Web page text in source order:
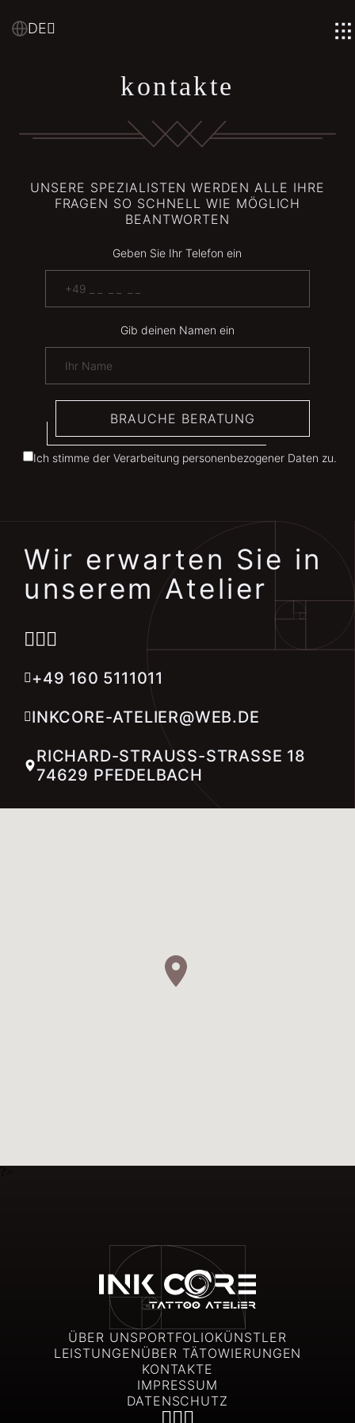
DE
kontakte
UNSERE SPEZIALISTEN WERDEN ALLE IHRE
FRAGEN SO SCHNELL WIE MÖGLICH
BEANTWORTEN
Geben Sie Ihr Telefon ein
Gib deinen Namen ein
BRAUCHE BERATUNG
Ich stimme der Verarbeitung personenbezogener Daten zu.
Wir erwarten Sie in
unserem Atelier
+49 160 5111011
INKCORE-ATELIER@WEB.DE
RICHARD-STRAUSS-STRASSE 18 74
629 PFEDELBACH
ÜBER UNSPORTFOLIOKÜNSTLER
LEISTUNGENÜBER TÄTOWIERUNGEN
KONTAKTE
IMPRESSUM
DATENSCHUTZ